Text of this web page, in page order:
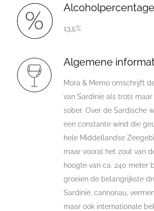
Alcoholpercentage
13,5%
Algemene
Mora & Memo omschrijft
van Sardinië als trots
sober. Over de Sardische
een constante wind die
hele Middellandse
maar vooral het zout van
hoogte van ca. 240 meter
groeien de belangrijkste
Sardinië: cannonau,
maar ook internationale